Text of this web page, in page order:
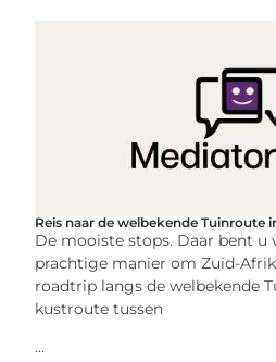
Reis naar de welbekende Tuinroute
De mooiste stops. Daar bent u
prachtige manier om Zuid-
roadtrip langs de welbekende
kustroute tussen
...